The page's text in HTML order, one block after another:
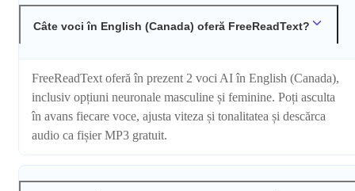
Câte voci în English (Canada) oferă FreeReadText?
FreeReadText oferă în prezent 2 voci AI în English (Canada),
inclusiv opțiuni neuronale masculine și feminine. Poți asculta
în avans fiecare voce, ajusta viteza și tonalitatea și descărca
audio ca fișier MP3 gratuit.